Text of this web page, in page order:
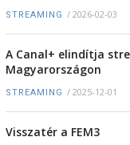
STREAMING / 2026-02-03
A Canal+ elindítja
Magyarországon
STREAMING / 2025-12-01
Visszatér a FEM3